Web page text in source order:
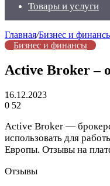
Товары и услуги
Главная/Бизнес и
Бизнес и финансы
Active Broker –
16.12.2023
0 52
Active Broker —
использовать для
Европы. Отзывы на
Отзывы